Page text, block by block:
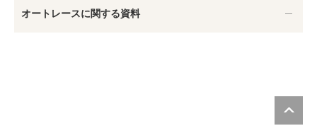
オートレースに関する資料